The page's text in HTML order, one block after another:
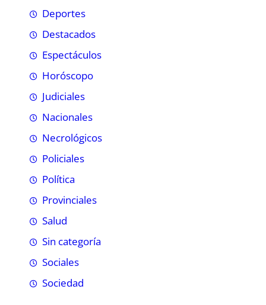
Deportes
Destacados
Espectáculos
Horóscopo
Judiciales
Nacionales
Necrológicos
Policiales
Política
Provinciales
Salud
Sin categoría
Sociales
Sociedad